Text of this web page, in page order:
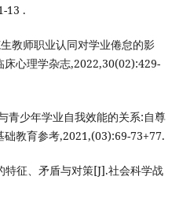
13 .
教师职业认同对学业倦怠的影
心理学杂志,2022,30(02):429-
青少年学业自我效能的关系:自尊
教育参考,2021,(03):69-73+77.
征、矛盾与对策[J].社会科学战